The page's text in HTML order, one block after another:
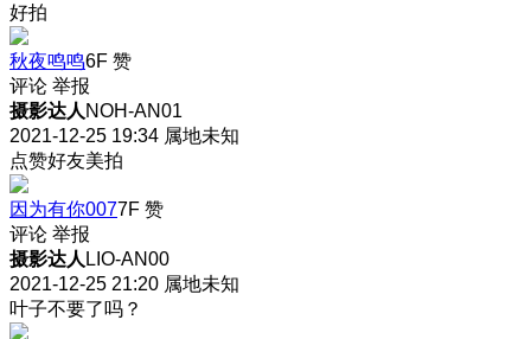
好拍
秋夜鸣鸣6F 赞
评论 举报
摄影达人 NOH-AN01
2021-12-25 19:34 属地未知
点赞好友美拍
因为有你0077F 赞
评论 举报
摄影达人 LIO-AN00
2021-12-25 21:20 属地未知
叶子不要了吗？